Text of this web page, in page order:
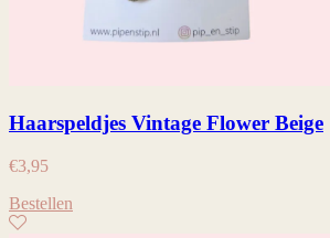
Haarspeldjes Vintage Flower Beige
€3,95
Bestellen